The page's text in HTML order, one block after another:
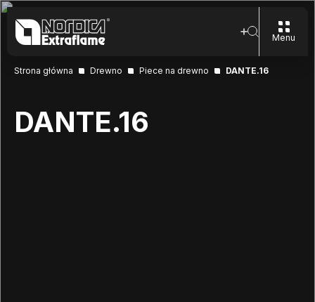
Menu
Strona główna Drewno Piece na drewno DANTE.16
DANTE.16